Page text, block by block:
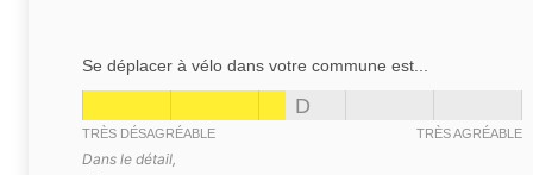
Se déplacer à vélo dans votre commune est...
D
TRÈS DÉSAGRÉABLE TRÈS AGRÉABLE
Dans le détail,